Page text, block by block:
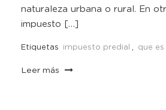
naturaleza urbana o rural. En
impuesto […]
Etiquetas impuesto predial , que
Leer más